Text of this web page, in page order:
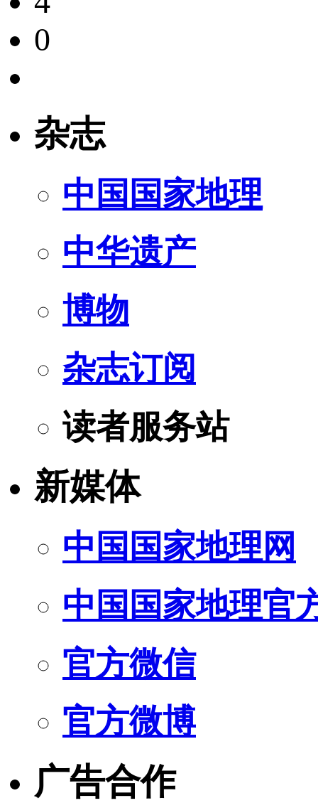
0
杂志
中国国家地理
中华遗产
博物
杂志订阅
读者服务站
新媒体
中国国家地理网
中国国家地理官
官方微信
官方微博
广告合作